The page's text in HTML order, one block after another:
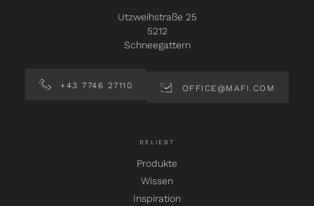
Utzweihstraße 25
5212
Schneegattern
+43 7746 27110 OFFICE@MAFI.COM
BELIEBT
Produkte
Wissen
Inspiration